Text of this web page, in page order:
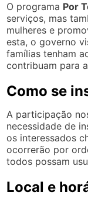
O programa Por
serviços, mas
mulheres e
esta, o governo
famílias tenham
contribuam para
Como se
A participação
necessidade de
os interessados
ocorrerão por
todos possam
Local e